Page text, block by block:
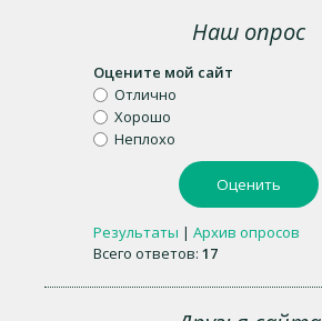
Наш опрос
Оцените мой сайт
Отлично
Хорошо
Неплохо
Результаты | Архив опросов
Всего ответов: 17